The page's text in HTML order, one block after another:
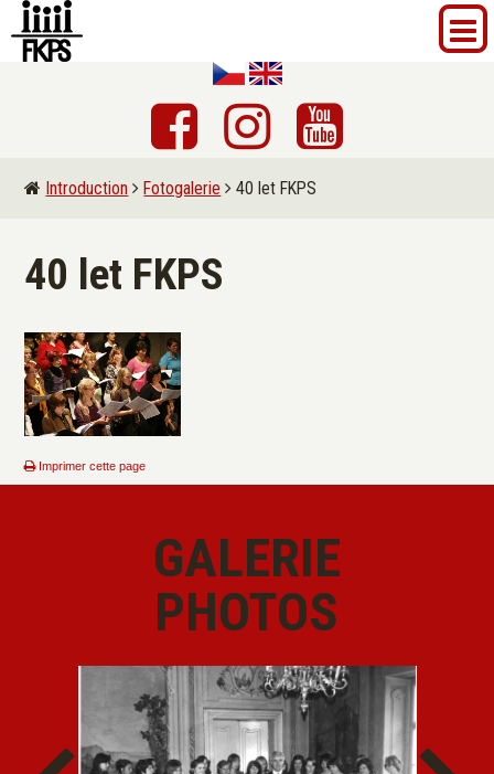
Introduction Fotogalerie 40 let FKPS
40 let FKPS
Imprimer cette page
GALERIE
PHOTOS